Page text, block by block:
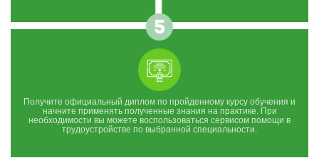
Получите официальный диплом по пройденному курсу обучения и
начните применять полученные знания на практике. При
необходимости вы можете воспользоваться сервисом помощи в
трудоустройстве по выбранной специальности.